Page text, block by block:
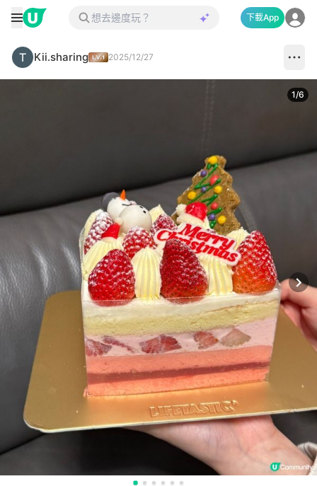
下載App
Kii.sharing 2025/12/27
1/6